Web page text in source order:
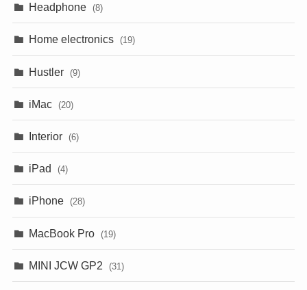
Headphone (8)
Home electronics (19)
Hustler (9)
iMac (20)
Interior (6)
iPad (4)
iPhone (28)
MacBook Pro (19)
MINI JCW GP2 (31)